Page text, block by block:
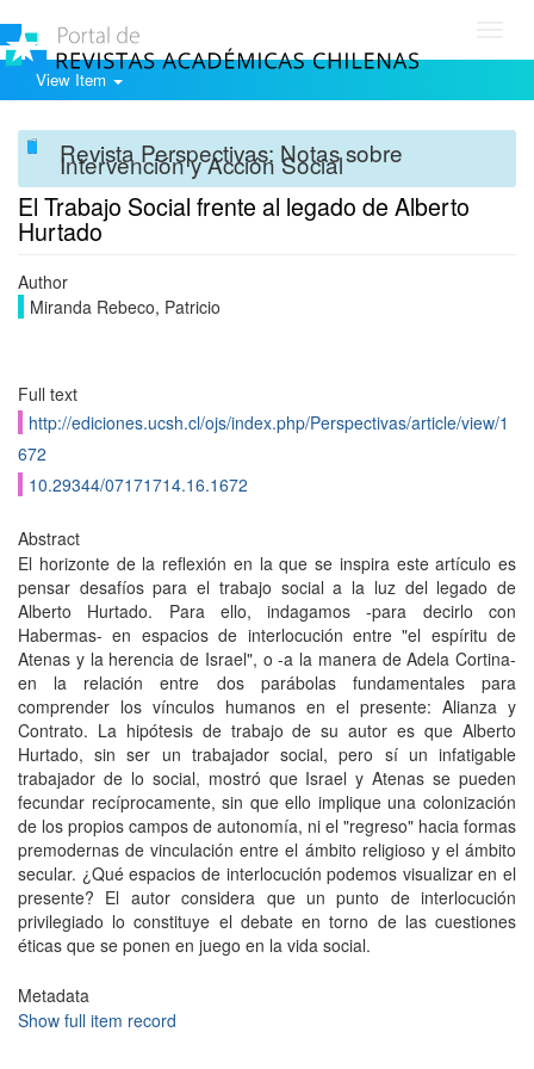
View Item
Revista Perspectivas: Notas sobre
Intervención y Acción Social
El Trabajo Social frente al legado de Alberto
Hurtado
Author
Miranda Rebeco, Patricio
Full text
http://ediciones.ucsh.cl/ojs/index.php/Perspectivas/article/view/1
672
10.29344/07171714.16.1672
Abstract
El horizonte de la reflexión en la que se inspira este artículo es
pensar desafíos para el trabajo social a la luz del legado de
Alberto Hurtado. Para ello, indagamos -para decirlo con
Habermas- en espacios de interlocución entre "el espíritu de
Atenas y la herencia de Israel", o -a la manera de Adela Cortina-
en la relación entre dos parábolas fundamentales para
comprender los vínculos humanos en el presente: Alianza y
Contrato. La hipótesis de trabajo de su autor es que Alberto
Hurtado, sin ser un trabajador social, pero sí un infatigable
trabajador de lo social, mostró que Israel y Atenas se pueden
fecundar recíprocamente, sin que ello implique una colonización
de los propios campos de autonomía, ni el "regreso" hacia formas
premodernas de vinculación entre el ámbito religioso y el ámbito
secular. ¿Qué espacios de interlocución podemos visualizar en el
presente? El autor considera que un punto de interlocución
privilegiado lo constituye el debate en torno de las cuestiones
éticas que se ponen en juego en la vida social.
Metadata
Show full item record